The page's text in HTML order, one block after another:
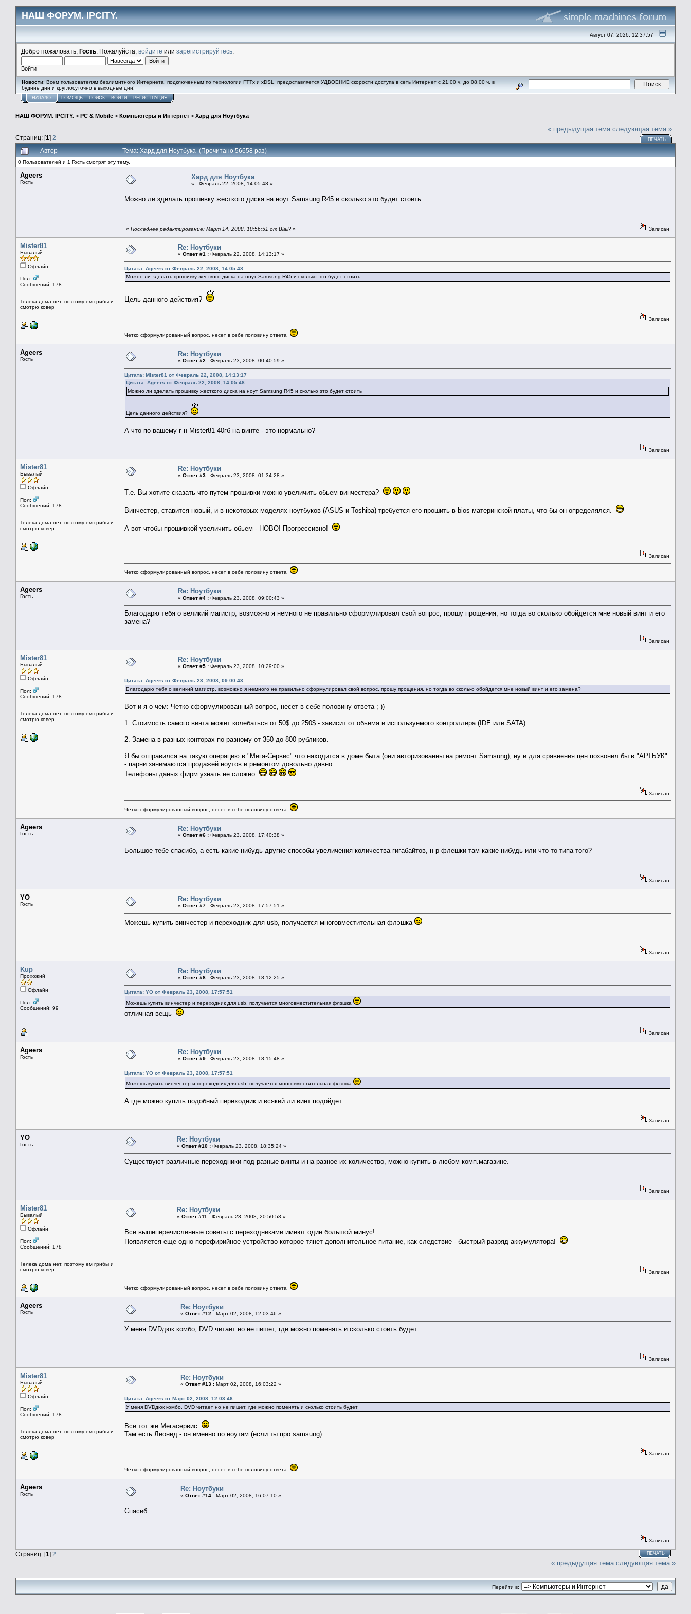
НАШ ФОРУМ. IPCITY.
Август 07, 2026, 12:37:57
Добро пожаловать, Гость . Пожалуйста, войдите или зарегистрируйтесь
Войти
Новости: Всем пользователям безлимитного Интернета, подключенным по технологии FTTx и xDSL, предоставляется УДВОЕНИЕ скорости доступа в сеть Интернет с 21.00 ч. до 08.00 ч. в
будние дни и круглосуточно в выходные дни!
НАЧАЛО ПОМОЩЬ ПОИСК ВОЙТИ РЕГИСТРАЦИЯ
НАШ ФОРУМ. IPCITY. > PC & Mobile > Компьютеры и Интернет > Хард для Ноутбука
Страниц: [1] 2
« предыдущая тема следующая тема »
ПЕЧАТЬ
Автор Тема: Хард для Ноутбука (Прочитано 56658 раз)
0 Пользователей и 1 Гость смотрят эту тему.
Ageers
Гость
Хард для Ноутбука
« : Февраль 22, 2008, 14:05:48 »
Можно ли зделать прошивку жесткого диска на ноут Samsung R45 и сколько это будет стоить
« Последнее редактирование: Март 14, 2008, 10:56:51 от BlaiR » Записан
Mister81
Бывалый
Офлайн
Пол:
Сообщений: 178
Телека дома нет, поэтому ем грибы и
смотрю ковер
Re: Ноутбуки
« Ответ #1 : Февраль 22, 2008, 14:13:17 »
Цитата: Ageers от Февраль 22, 2008, 14:05:48
Можно ли зделать прошивку жесткого диска на ноут Samsung R45 и сколько это будет стоить
Цель данного действия?
Записан
Четко сформулированный вопрос, несет в себе половину ответа
Ageers
Гость
Re: Ноутбуки
« Ответ #2 : Февраль 23, 2008, 00:40:59 »
Цитата: Mister81 от Февраль 22, 2008, 14:13:17
Цитата: Ageers от Февраль 22, 2008, 14:05:48
Можно ли зделать прошивку жесткого диска на ноут Samsung R45 и сколько это будет стоить
Цель данного действия?
А что по-вашему г-н Mister81 40гб на винте - это нормально?
Записан
Mister81
Бывалый
Офлайн
Пол:
Сообщений: 178
Телека дома нет, поэтому ем грибы и
смотрю ковер
Re: Ноутбуки
« Ответ #3 : Февраль 23, 2008, 01:34:28 »
Т.е. Вы хотите сказать что путем прошивки можно увеличить обьем винчестера?
Винчестер, ставится новый, и в некоторых моделях ноутбуков (ASUS и Toshiba) требуется его прошить в bios материнской платы, что бы он определялся.
А вот чтобы прошивкой увеличить обьем - НОВО! Прогрессивно!
Записан
Четко сформулированный вопрос, несет в себе половину ответа
Ageers
Гость
Re: Ноутбуки
« Ответ #4 : Февраль 23, 2008, 09:00:43 »
Благодарю тебя о великий магистр, возможно я немного не правильно сформулировал свой вопрос, прошу прощения, но тогда во сколько обойдется мне новый винт и его
замена?
Записан
Mister81
Бывалый
Офлайн
Пол:
Сообщений: 178
Телека дома нет, поэтому ем грибы и
смотрю ковер
Re: Ноутбуки
« Ответ #5 : Февраль 23, 2008, 10:29:00 »
Цитата: Ageers от Февраль 23, 2008, 09:00:43
Благодарю тебя о великий магистр, возможно я немного не правильно сформулировал свой вопрос, прошу прощения, но тогда во сколько обойдется мне новый винт и его замена?
Вот и я о чем: Четко сформулированный вопрос, несет в себе половину ответа ;-))
1. Стоимость самого винта может колебаться от 50$ до 250$ - зависит от обьема и используемого контроллера (IDE или SATA)
2. Замена в разных конторах по разному от 350 до 800 рубликов.
Я бы отправился на такую операцию в "Мега-Сервис" что находится в доме быта (они авторизованны на ремонт Samsung), ну и для сравнения цен позвонил бы в "АРТБУК"
- парни занимаются продажей ноутов и ремонтом довольно давно.
Телефоны даных фирм узнать не сложно
Записан
Четко сформулированный вопрос, несет в себе половину ответа
Ageers
Гость
Re: Ноутбуки
« Ответ #6 : Февраль 23, 2008, 17:40:38 »
Большое тебе спасибо, а есть какие-нибудь другие способы увеличения количества гигабайтов, н-р флешки там какие-нибудь или что-то типа того?
Записан
YO
Гость
Re: Ноутбуки
« Ответ #7 : Февраль 23, 2008, 17:57:51 »
Можешь купить винчестер и переходник для usb, получается многовместительная флэшка
Записан
Kup
Прохожий
Офлайн
Пол:
Сообщений: 99
Re: Ноутбуки
« Ответ #8 : Февраль 23, 2008, 18:12:25 »
Цитата: YO от Февраль 23, 2008, 17:57:51
Можешь купить винчестер и переходник для usb, получается многовместительная флэшка
отличная вещь
Записан
Ageers
Гость
Re: Ноутбуки
« Ответ #9 : Февраль 23, 2008, 18:15:48 »
Цитата: YO от Февраль 23, 2008, 17:57:51
Можешь купить винчестер и переходник для usb, получается многовместительная флэшка
А где можно купить подобный переходник и всякий ли винт подойдет
Записан
YO
Гость
Re: Ноутбуки
« Ответ #10 : Февраль 23, 2008, 18:35:24 »
Существуют различные переходники под разные винты и на разное их количество, можно купить в любом комп.магазине.
Записан
Mister81
Бывалый
Офлайн
Пол:
Сообщений: 178
Телека дома нет, поэтому ем грибы и
смотрю ковер
Re: Ноутбуки
« Ответ #11 : Февраль 23, 2008, 20:50:53 »
Все вышеперечисленные советы с переходниками имеют один большой минус!
Появляется еще одно перефирийное устройство которое тянет дополнительное питание, как следствие - быстрый разряд аккумулятора!
Записан
Четко сформулированный вопрос, несет в себе половину ответа
Ageers
Гость
Re: Ноутбуки
« Ответ #12 : Март 02, 2008, 12:03:46 »
У меня DVDдюк комбо, DVD читает но не пишет, где можно поменять и сколько стоить будет
Записан
Mister81
Бывалый
Офлайн
Пол:
Сообщений: 178
Телека дома нет, поэтому ем грибы и
смотрю ковер
Re: Ноутбуки
« Ответ #13 : Март 02, 2008, 16:03:22 »
Цитата: Ageers от Март 02, 2008, 12:03:46
У меня DVDдюк комбо, DVD читает но не пишет, где можно поменять и сколько стоить будет
Все тот же Мегасервис
Там есть Леонид - он именно по ноутам (если ты про samsung)
Записан
Четко сформулированный вопрос, несет в себе половину ответа
Ageers
Гость
Re: Ноутбуки
« Ответ #14 : Март 02, 2008, 16:07:10 »
Спасиб
Записан
Страниц: [1] 2 ПЕЧАТЬ
« предыдущая тема следующая тема »
Перейти в: